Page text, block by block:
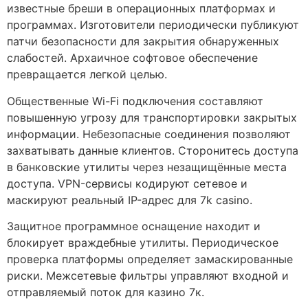
известные бреши в операционных платформах и
программах. Изготовители периодически публикуют
патчи безопасности для закрытия обнаруженных
слабостей. Архаичное софтовое обеспечение
превращается легкой целью.
Общественные Wi-Fi подключения составляют
повышенную угрозу для транспортировки закрытых
информации. Небезопасные соединения позволяют
захватывать данные клиентов. Сторонитесь доступа
в банковские утилиты через незащищённые места
доступа. VPN-сервисы кодируют сетевое и
маскируют реальный IP-адрес для 7k casino.
Защитное программное оснащение находит и
блокирует враждебные утилиты. Периодическое
проверка платформы определяет замаскированные
риски. Межсетевые фильтры управляют входной и
отправляемый поток для казино 7к.